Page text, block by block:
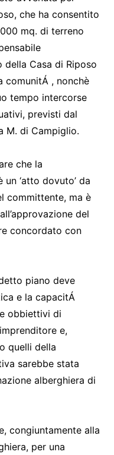
che ha consentito
mq. di terreno
della Casa di Riposo
comunitÁ , nonchè
tempo intercorse
previsti dal
M. di Campiglio.
che la
‘atto dovuto’ da
committente, ma è
del
concordato con
piano deve
e la capacitÁ
obbiettivi di
e,
quelli della
sarebbe stata
alberghiera di
congiuntamente alla
per una